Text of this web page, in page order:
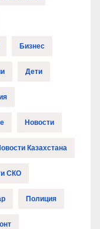
Бизнес
Дети
Новости
Казахстана
СКО
Полиция